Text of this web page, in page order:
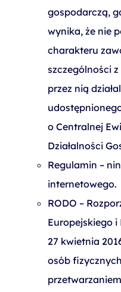
gospodarczą,
wynika, że nie
charakteru
szczególności
przez nią
o Centralnej
Działalności
Regulamin –
internetowego.
RODO –
Europejskiego i
27 kwietnia
osób